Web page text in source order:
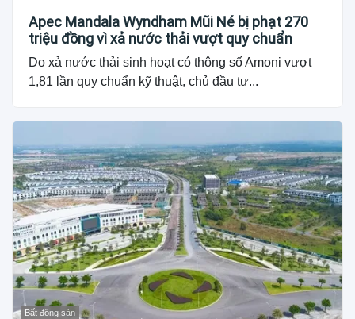
Apec Mandala Wyndham Mũi Né bị phạt 270
triệu đồng vì xả nước thải vượt quy chuẩn
Do xả nước thải sinh hoạt có thông số Amoni vượt
1,81 lần quy chuẩn kỹ thuật, chủ đầu tư...
Bất động sản